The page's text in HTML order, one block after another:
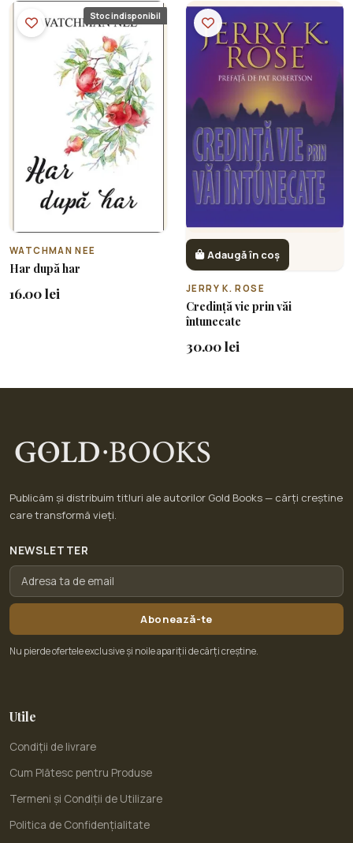
Stoc indisponibil
WATCHMAN NEE
Har după har
16.00 lei
Adaugă în coș
JERRY K. ROSE
Credință vie prin văi
întunecate
30.00 lei
Publicăm și distribuim titluri ale autorilor Gold Books — cărți creștine
care transformă vieți.
NEWSLETTER
Abonează-te
Nu pierde ofertele exclusive și noile apariții de cărți creștine.
Utile
Condiții de livrare
Cum Plătesc pentru Produse
Termeni și Condiții de Utilizare
Politica de Confidențialitate